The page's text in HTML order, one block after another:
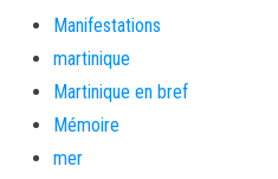
Manifestations
martinique
Martinique en bref
Mémoire
mer